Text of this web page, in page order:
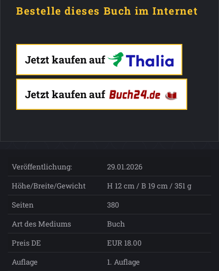
Bestelle dieses Buch im Internet
Jetzt kaufen auf
Jetzt kaufen auf
Veröffentlichung:
29.01.2026
Höhe/Breite/Gewicht
H 12 cm / B 19 cm / 351 g
Seiten
380
Art des Mediums
Buch
Preis DE
EUR 18.00
Auflage
1. Auflage